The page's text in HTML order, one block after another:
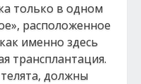
только в одном
расположенное
именно здесь
трансплантация.
должны